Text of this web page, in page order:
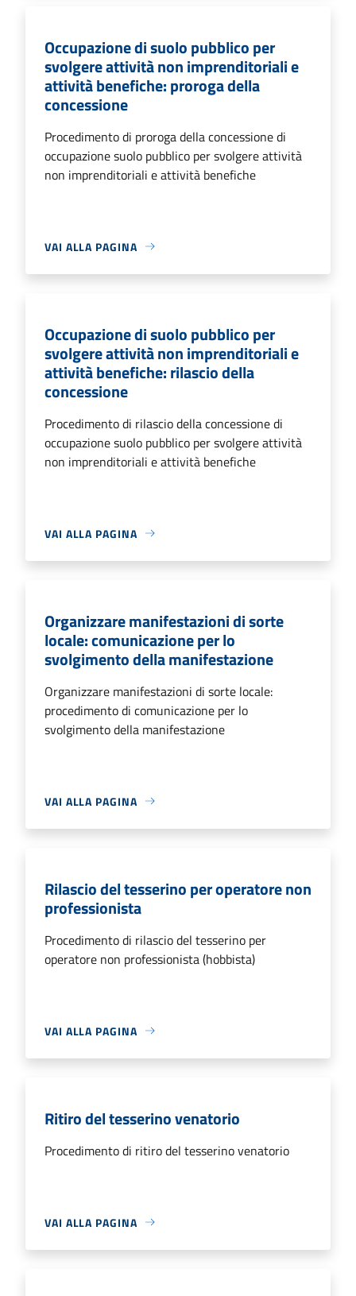
Occupazione di suolo pubblico per
svolgere attività non imprenditoriali e
attività benefiche: proroga della
concessione
Procedimento di proroga della concessione di
occupazione suolo pubblico per svolgere attività
non imprenditoriali e attività benefiche
VAI ALLA PAGINA
Occupazione di suolo pubblico per
svolgere attività non imprenditoriali e
attività benefiche: rilascio della
concessione
Procedimento di rilascio della concessione di
occupazione suolo pubblico per svolgere attività
non imprenditoriali e attività benefiche
VAI ALLA PAGINA
Organizzare manifestazioni di sorte
locale: comunicazione per lo
svolgimento della manifestazione
Organizzare manifestazioni di sorte locale:
procedimento di comunicazione per lo
svolgimento della manifestazione
VAI ALLA PAGINA
Rilascio del tesserino per operatore non
professionista
Procedimento di rilascio del tesserino per
operatore non professionista (hobbista)
VAI ALLA PAGINA
Ritiro del tesserino venatorio
Procedimento di ritiro del tesserino venatorio
VAI ALLA PAGINA